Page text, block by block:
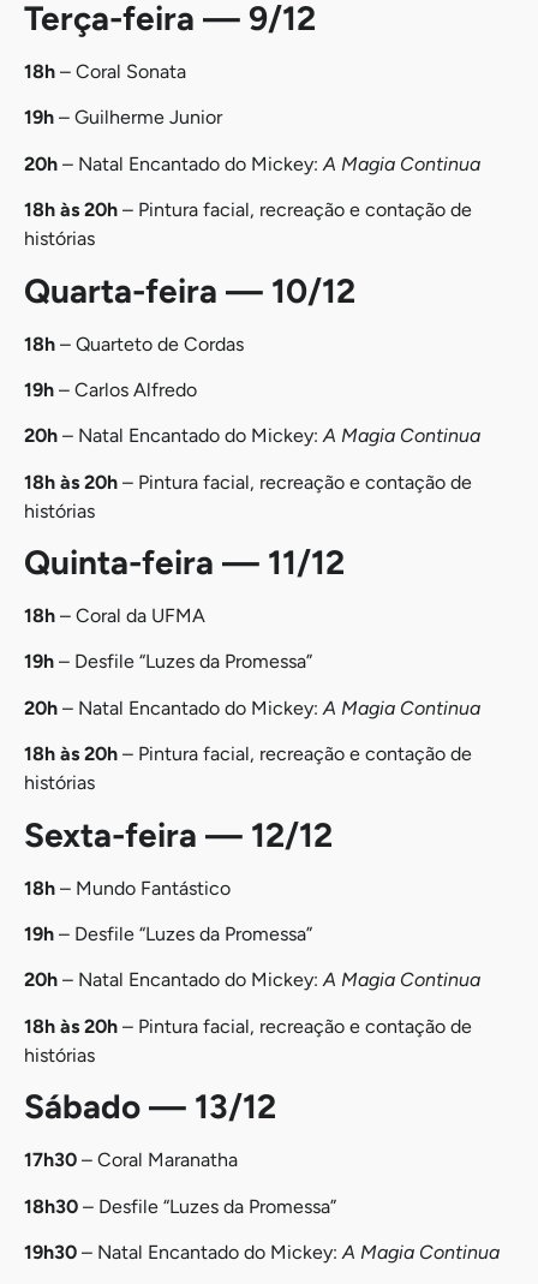
Terça-feira — 9/12
18h – Coral Sonata
19h – Guilherme Junior
20h – Natal Encantado do Mickey: A Magia Continua
18h às 20h – Pintura facial, recreação e contação de
histórias
Quarta-feira — 10/12
18h – Quarteto de Cordas
19h – Carlos Alfredo
20h – Natal Encantado do Mickey:A Magia Continua
18h às 20h – Pintura facial, recreação e contação de
histórias
Quinta-feira — 11/12
18h – Coral da UFMA
19h – Desfile “Luzes da Promessa”
20h – Natal Encantado do Mickey:A Magia Continua
18h às 20h – Pintura facial, recreação e contação de
histórias
Sexta-feira — 12/12
18h – Mundo Fantástico
19h – Desfile “Luzes da Promessa”
20h – Natal Encantado do Mickey:A Magia Continua
18h às 20h – Pintura facial, recreação e contação de
histórias
Sábado — 13/12
17h30 – Coral Maranatha
18h30 – Desfile “Luzes da Promessa”
19h30 – Natal Encantado do Mickey:A Magia Continua